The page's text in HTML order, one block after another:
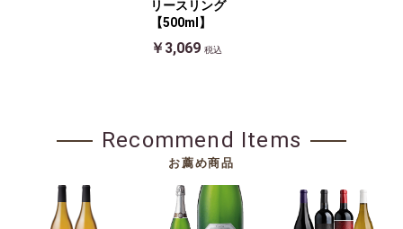
リースリング
【500ml】
￥3,069 税込
Recommend Items
お薦め商品